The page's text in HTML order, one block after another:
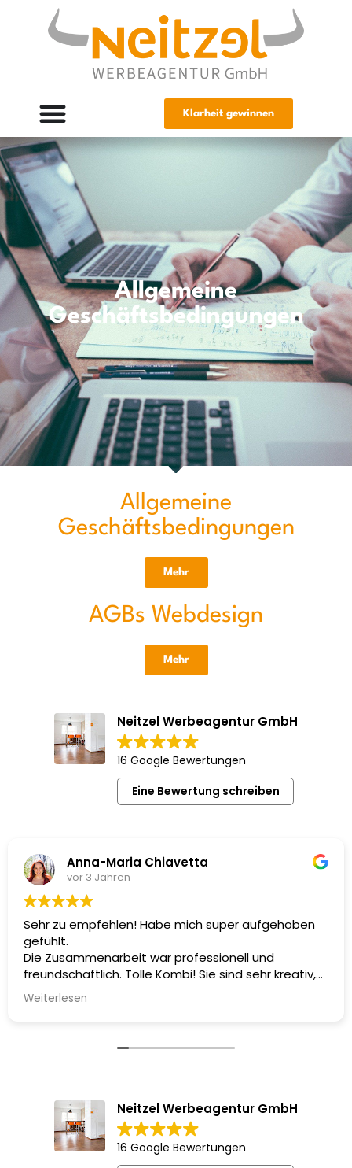
Klarheit gewinnen
Allgemeine
Geschäftsbedingungen
Allgemeine
Geschäftsbedingungen
Mehr
AGBs Webdesign
Mehr
Neitzel Werbeagentur GmbH
16 Google Bewertungen
Eine Bewertung schreiben
Anna-Maria Chiavetta
vor 3 Jahren
Sehr zu empfehlen! Habe mich super aufgehoben
gefühlt.
Die Zusammenarbeit war professionell und
freundschaftlich. Tolle Kombi! Sie sind sehr kreativ,
haben meine Wünsch alle umgesetzt und wir haben
wunderschöne Fotos für meine Website gemacht.
Weiterlesen
Neitzel Werbeagentur GmbH
16 Google Bewertungen